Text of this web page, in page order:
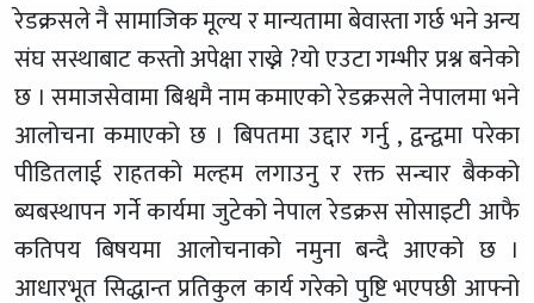
रेडक्रसले नै सामाजिक मूल्य र मान्यतामा बेवास्ता गर्छ भने अन्य
संघ सस्थाबाट कस्तो अपेक्षा राख्ने ?यो एउटा गम्भीर प्रश्न बनेको
छ । समाजसेवामा बिश्वमै नाम कमाएको रेडक्रसले नेपालमा भने
आलोचना कमाएको छ । बिपतमा उद्दार गर्नु , द्वन्द्वमा परेका
पीडितलाई राहतको मल्हम लगाउनु र रक्त सन्चार बैकको
ब्यबस्थापन गर्ने कार्यमा जुटेको नेपाल रेडक्रस सोसाइटी आफै
कतिपय बिषयमा आलोचनाको नमुना बन्दै आएको छ ।
आधारभूत सिद्धान्त प्रतिकुल कार्य गरेको पुष्टि भएपछी आफ्नो